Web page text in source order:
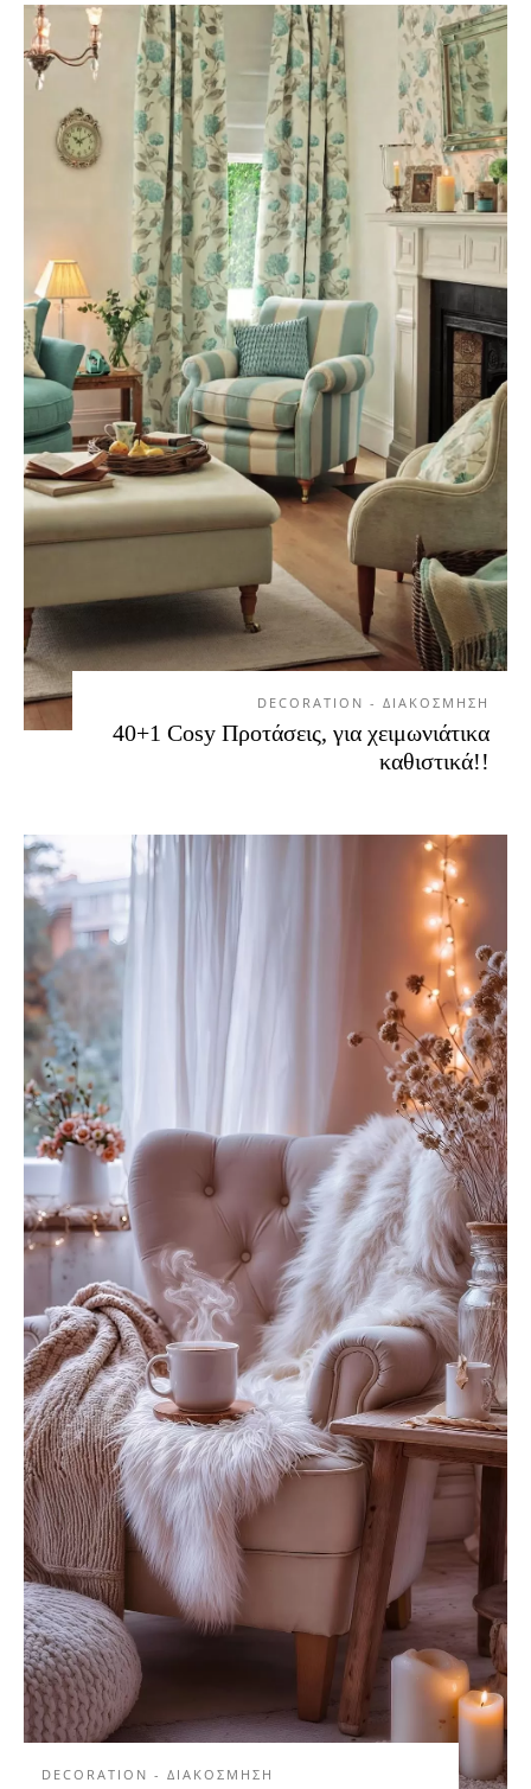
DECORATION - ΔΙΑΚΟΣΜΗΣΗ
40+1 Cosy Προτάσεις, για χειμωνιάτικα
καθιστικά!!
DECORATION - ΔΙΑΚΟΣΜΗΣΗ